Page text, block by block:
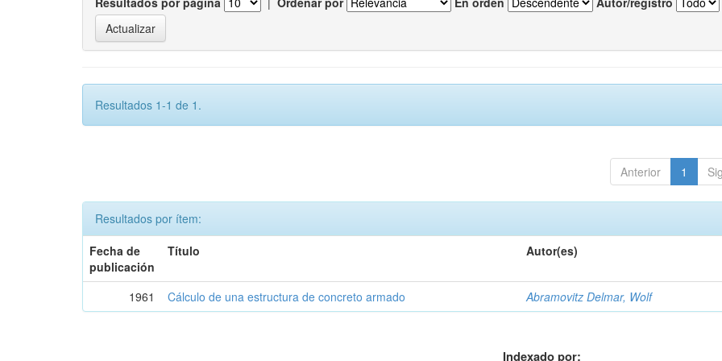
Resultados 1-1 de 1.
Anterior 1
Resultados por ítem:
Fecha de
publicación
Título Autor(es)
1961 Cálculo de una estructura de concreto armado Abramovitz Delmar, Wolf
Indexado por: